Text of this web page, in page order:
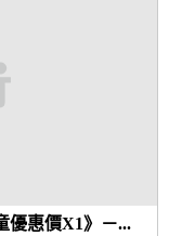
優惠價X1》－...